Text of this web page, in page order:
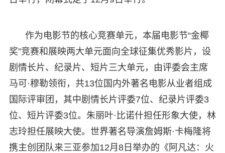
作为电影节的核心竞赛单元，本届电影节“金椰
奖”竞赛和展映两大单元面向全球征集优秀影片，设
剧情长片、纪录片、短片三大单元，由评委会主席
马可·穆勒领衔，共13位国内外著名电影从业者组成
国际评审团，其中剧情长片评委7位、纪录片评委3
位、短片评委3位。朱丽叶·比诺什担任形象大使，林
志玲担任展映大使。世界著名导演詹姆斯·卡梅隆将
携主创团队来三亚参加12月8日举办的《阿凡达：火